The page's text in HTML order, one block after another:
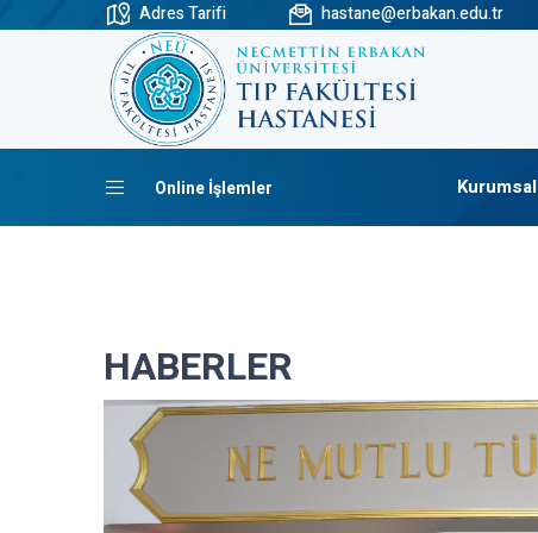
Adres Tarifi hastane@erbakan.edu.tr
Online İşlemler Kurumsal
HABERLER